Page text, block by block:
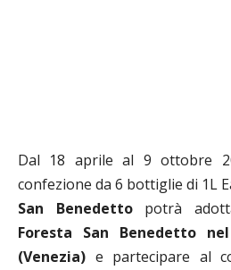
Dal 18 aprile al 9 ottobre
confezione da 6 bottiglie di 1L
San Benedettopotrà
Foresta San Benedetto
(Venezia) e partecipare al